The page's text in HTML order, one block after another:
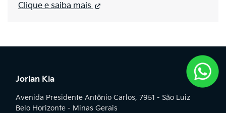
Clique e saiba mais
Jorlan Kia
Avenida Presidente Antônio Carlos, 7951 - São Luiz
Belo Horizonte - Minas Gerais